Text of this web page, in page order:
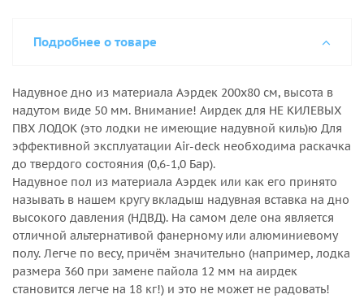
Подробнее о товаре
Надувное дно из материала Аэрдек 200х80 см, высота в
надутом виде 50 мм. Внимание! Аирдек для НЕ КИЛЕВЫХ
ПВХ ЛОДОК (это лодки не имеющие надувной киль)ю Для
эффективной эксплуатации Air-deck необходима раскачка
до твердого состояния (0,6-1,0 Бар).
Надувное пол из материала Аэрдек или как его принято
называть в нашем кругу вкладыш надувная вставка на дно
высокого давления (НДВД). На самом деле она является
отличной альтернативой фанерному или алюминиевому
полу. Легче по весу, причём значительно (например, лодка
размера 360 при замене пайола 12 мм на аирдек
становится легче на 18 кг!) и это не может не радовать!